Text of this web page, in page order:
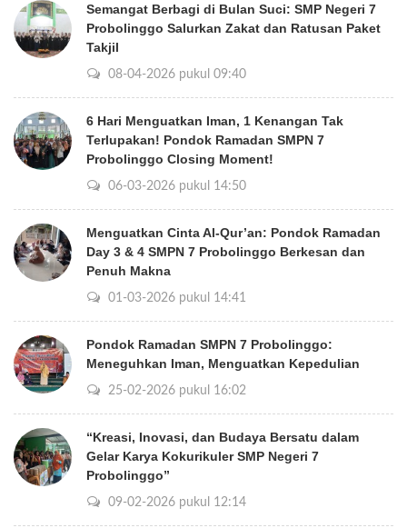
Semangat Berbagi di Bulan Suci: SMP Negeri 7
Probolinggo Salurkan Zakat dan Ratusan Paket
Takjil
08-04-2026 pukul 09:40
6 Hari Menguatkan Iman, 1 Kenangan Tak
Terlupakan! Pondok Ramadan SMPN 7
Probolinggo Closing Moment!
06-03-2026 pukul 14:50
Menguatkan Cinta Al-Qur’an: Pondok Ramadan
Day 3 & 4 SMPN 7 Probolinggo Berkesan dan
Penuh Makna
01-03-2026 pukul 14:41
Pondok Ramadan SMPN 7 Probolinggo:
Meneguhkan Iman, Menguatkan Kepedulian
25-02-2026 pukul 16:02
“Kreasi, Inovasi, dan Budaya Bersatu dalam
Gelar Karya Kokurikuler SMP Negeri 7
Probolinggo”
09-02-2026 pukul 12:14